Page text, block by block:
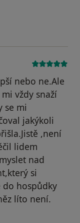
nebo ne.Ale
vždy snaží
se mi
jakýkoli
,není
lidem
nad
si
do hospůdky
líto není.